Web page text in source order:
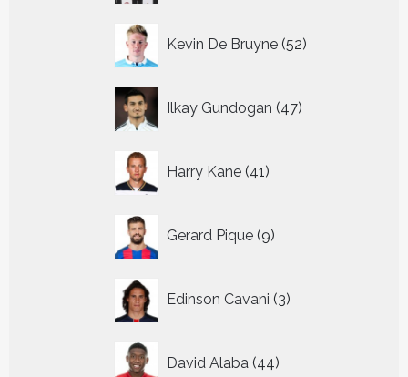
Kevin De Bruyne 52
producten
Ilkay Gundogan 47
producten
Harry Kane 41
producten
Gerard Pique 9
producten
Edinson Cavani 3
producten
David Alaba 44
producten